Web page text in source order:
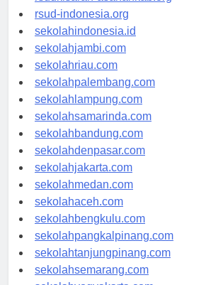
rsudkisaran-asahankab.org
rsud-indonesia.org
sekolahindonesia.id
sekolahjambi.com
sekolahriau.com
sekolahpalembang.com
sekolahlampung.com
sekolahsamarinda.com
sekolahbandung.com
sekolahdenpasar.com
sekolahjakarta.com
sekolahmedan.com
sekolahaceh.com
sekolahbengkulu.com
sekolahpangkalpinang.com
sekolahtanjungpinang.com
sekolahsemarang.com